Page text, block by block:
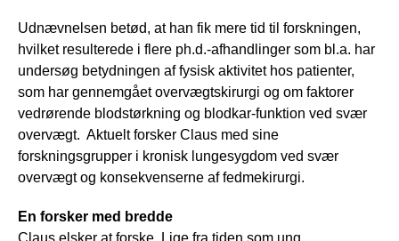
Udnævnelsen betød, at han fik mere tid til forskningen,
hvilket resulterede i flere ph.d.-afhandlinger som bl.a. har
undersøg betydningen af fysisk aktivitet hos patienter,
som har gennemgået overvægtskirurgi og om faktorer
vedrørende blodstørkning og blodkar-funktion ved svær
overvægt. Aktuelt forsker Claus med sine
forskningsgrupper i kronisk lungesygdom ved svær
overvægt og konsekvenserne af fedmekirurgi.
En forsker med bredde